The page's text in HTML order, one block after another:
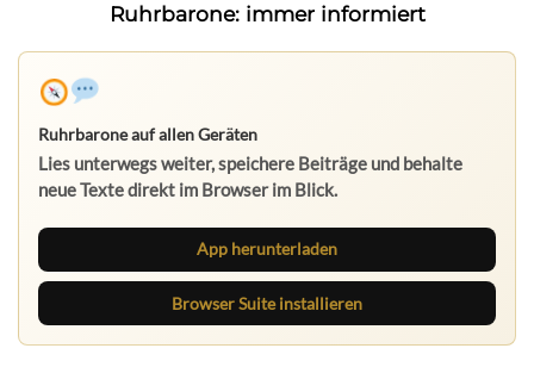
Ruhrbarone: immer informiert
Ruhrbarone auf allen Geräten
Lies unterwegs weiter, speichere Beiträge und behalte
neue Texte direkt im Browser im Blick.
App herunterladen
Browser Suite installieren